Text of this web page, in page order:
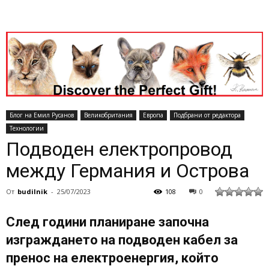
Блог на Емил Русанов Великобритания Европа
Подбрани от редактора
Технологии
Подводен електропровод
между Германия и Острова
От budilnik - 25/07/2023 0
108
След години планиране започна
изграждането на подводен кабел за
пренос на електроенергия, който